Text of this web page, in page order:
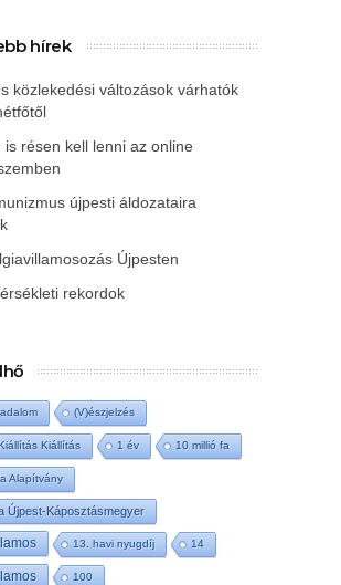
hírek
közlekedési változások várhatók
is résen kell lenni az online
újpesti áldozataira
Újpesten
rekordok
(V)észjelzés
Kiállítás 1 év 10 millió fa
Alapítvány
Újpest-Káposztásmegyer
13. havi nyugdíj 14
100